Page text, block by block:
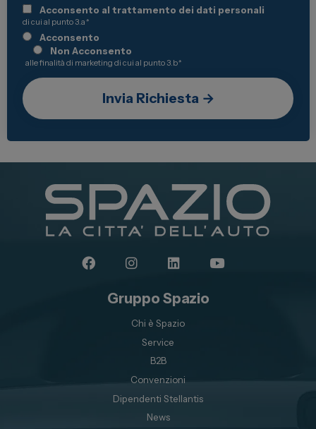
Acconsento al trattamento dei dati personali
di cui al punto 3.a*
Acconsento
Non Acconsento
alle finalità di marketing di cui al punto 3.b*
Gruppo Spazio
Chi è Spazio
Service
B2B
Convenzioni
Dipendenti Stellantis
News